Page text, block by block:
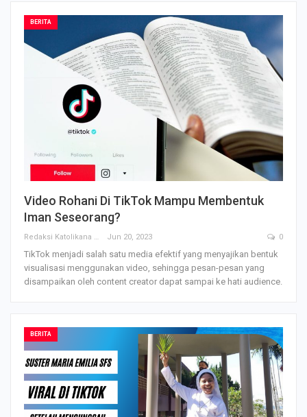
BERITA
Video Rohani Di TikTok Mampu Membentuk
Iman Seseorang?
Redaksi Katolikana Jun 20, 2023 0
TikTok menjadi salah satu media efektif yang menyajikan bentuk
visualisasi menggunakan video, sehingga pesan-pesan yang
disampaikan oleh content creator dapat sampai ke hati audience.
BERITA